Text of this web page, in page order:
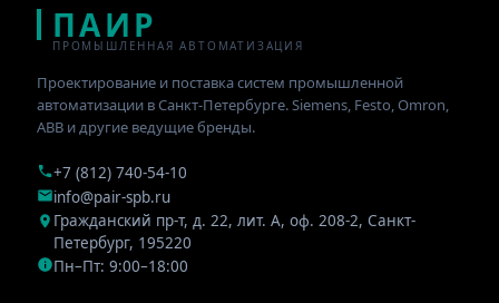
ПАИР
ПРОМЫШЛЕННАЯ АВТОМАТИЗАЦИЯ
Проектирование и поставка систем промышленной
автоматизации в Санкт-Петербурге. Siemens, Festo, Omron,
ABB и другие ведущие бренды.
+7 (812) 740-54-10
info@pair-spb.ru
Гражданский пр-т, д. 22, лит. А, оф. 208-2, Санкт-
Петербург, 195220
Пн–Пт: 9:00–18:00